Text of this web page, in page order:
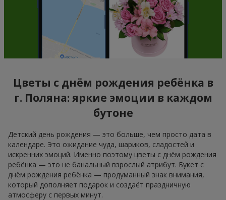
Цветы с днём рождения ребёнка в
г. Поляна: яркие эмоции в каждом
бутоне
Детский день рождения — это больше, чем просто дата в
календаре. Это ожидание чуда, шариков, сладостей и
искренних эмоций. Именно поэтому цветы с днём рождения
ребёнка — это не банальный взрослый атрибут. Букет с
днём рождения ребёнка — продуманный знак внимания,
который дополняет подарок и создаёт праздничную
атмосферу с первых минут.